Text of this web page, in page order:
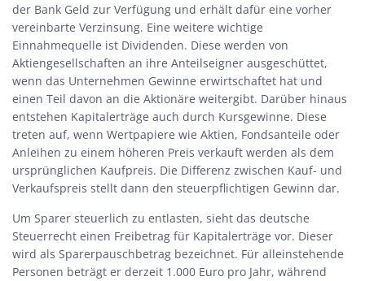
der Bank Geld zur Verfügung und erhält dafür eine vorher
vereinbarte Verzinsung. Eine weitere wichtige
Einnahmequelle ist Dividenden. Diese werden von
Aktiengesellschaften an ihre Anteilseigner ausgeschüttet,
wenn das Unternehmen Gewinne erwirtschaftet hat und
einen Teil davon an die Aktionäre weitergibt. Darüber hinaus
entstehen Kapitalerträge auch durch Kursgewinne. Diese
treten auf, wenn Wertpapiere wie Aktien, Fondsanteile oder
Anleihen zu einem höheren Preis verkauft werden als dem
ursprünglichen Kaufpreis. Die Differenz zwischen Kauf- und
Verkaufspreis stellt dann den steuerpflichtigen Gewinn dar.
Um Sparer steuerlich zu entlasten, sieht das deutsche
Steuerrecht einen Freibetrag für Kapitalerträge vor. Dieser
wird als Sparerpauschbetrag bezeichnet. Für alleinstehende
Personen beträgt er derzeit 1.000 Euro pro Jahr, während